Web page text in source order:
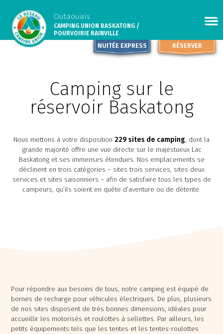
Outaouais
CAMPING UNION BASKATONG /
POURVOIRIE RAINVILLE
RÉSERVER
NUITÉE EXPRESS
Camping sur le
réservoir Baskatong
Nous mettons à votre disposition 229 sites de camping, dont la
grande majorité offre une vue directe sur le majestueux Lac
Baskatong et ses immenses étendues. Nos emplacements se
déclinent en trois catégories – sites trois services, sites deux
services et sites saisonniers – afin de satisfaire tous les types de
campeurs, qu’ils soient en quête d’aventure ou de détente.
Pour répondre aux besoins de tous, notre camping est équipé de
bornes de recharge pour véhicules électriques. De plus, plusieurs
de nos sites disposent de très bonnes dimensions, idéales pour
accueillir les motorisés et roulottes à sellettes. Par ailleurs, les
petits équipements tels que les tentes et les tentes-roulottes